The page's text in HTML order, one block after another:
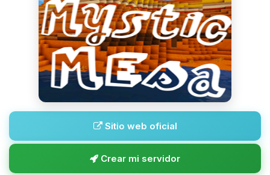
Sitio web oficial
Crear mi servidor